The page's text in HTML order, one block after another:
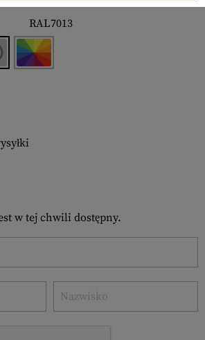
RAL7013
w tej chwili dostępny.